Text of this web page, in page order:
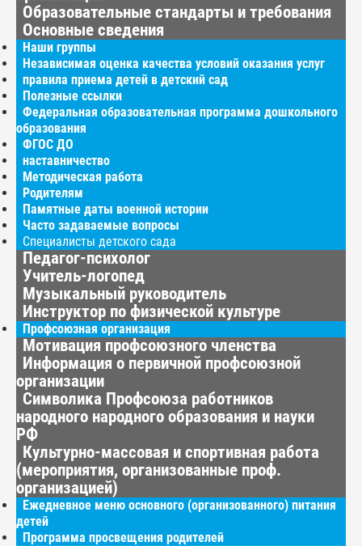
Образовательные стандарты и требования
Основные сведения
Наши группы
Независимая оценка качества условий оказания услуг
правила приема детей в детский сад
Полезные ссылки
Федеральная образовательная программа дошкольного
образования
ФГОС ДО
наставничество
Методическая работа
Родителям
Памятные даты военной истории
Часто задаваемые вопросы
Специалисты детского сада
Педагог-психолог
Учитель-логопед
Музыкальный руководитель
Инструктор по физической культуре
Профсоюзная организация
Мотивация профсоюзного членства
Информация о первичной профсоюзной
организации
Символика Профсоюза работников
народного народного образования и науки
РФ
Культурно-массовая и спортивная работа
(мероприятия, организованные проф.
организацией)
Ежедневное меню основного (организованного) питания
детей
Программа просвещения родителей